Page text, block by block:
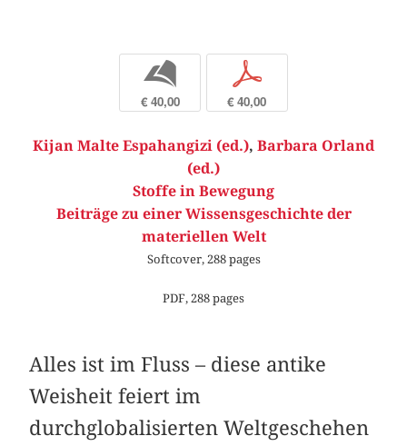
b
€ 40,00
p
€ 40,00
Kijan Malte Espahangizi (ed.), Barbara Orland
(ed.)
Stoffe in Bewegung
Beiträge zu einer Wissensgeschichte der
materiellen Welt
Softcover, 288 pages
PDF, 288 pages
Alles ist im Fluss – diese antike
Weisheit feiert im
durchglobalisierten Weltgeschehen